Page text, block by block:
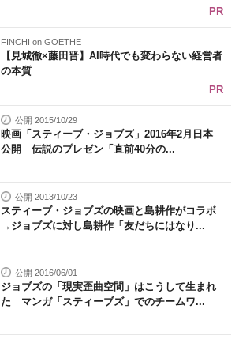
PR
FINCHI on GOETHE
【見城徹×藤田晋】AI時代でも変わらない経営者
の本質
PR
公開 2015/10/29
映画「スティーブ・ジョブズ」2016年2月日本
公開 伝説のプレゼン「直前40分の...
公開 2013/10/23
スティーブ・ジョブズの映画と島耕作がコラボ
→ジョブズに対し島耕作「友だちにはなり...
公開 2016/06/01
ジョブズの「現実歪曲空間」はこうして生まれ
た マンガ「スティーブズ」でのチームワ...